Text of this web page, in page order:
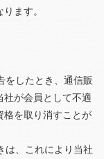
ます。
をしたとき、通信販
が会員として不適
格を取り消すことが
は、これにより当社